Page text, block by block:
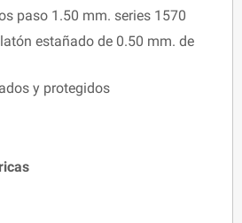
paso 1.50 mm. series 1570
estañado de 0.50 mm. de
y protegidos